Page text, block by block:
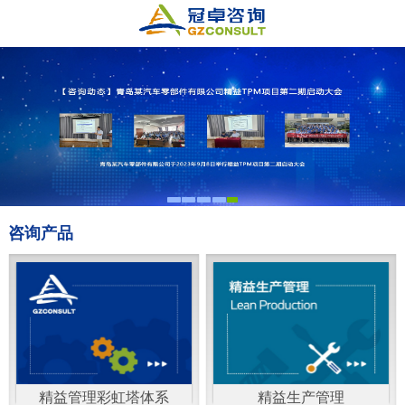
咨询产品
精益管理彩虹塔体系 精益生产管理